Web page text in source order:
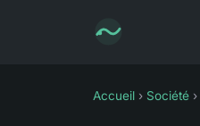
Accueil › Société ›